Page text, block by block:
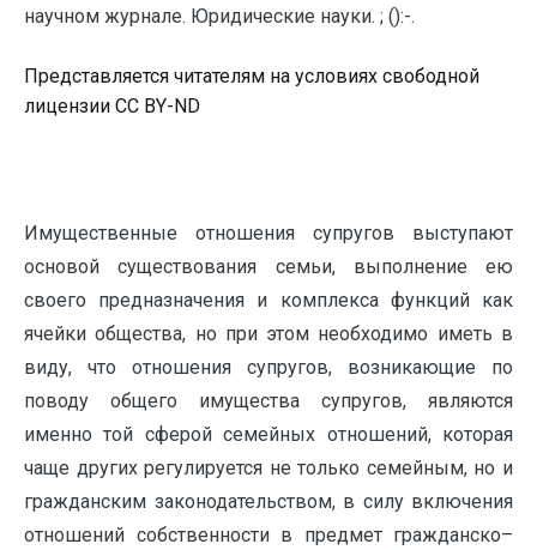
научном журнале. Юридические науки. ; ():-.
Представляется читателям на условиях свободной
лицензии CC BY-ND
Имущественные отношения супругов выступают
основой существования семьи, выполнение ею
своего предназначения и комплекса функций как
ячейки общества, но при этом необходимо иметь в
виду, что отношения супругов, возникающие по
поводу общего имущества супругов, являются
именно той сферой семейных отношений, которая
чаще других регулируется не только семейным, но и
гражданским законодательством, в силу включения
отношений собственности в предмет гражданско–